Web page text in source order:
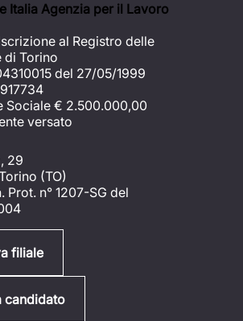
Italia Agenzia per il Lavoro
al Registro delle
di Torino
del 27/05/1999
Sociale € 2.500.000,00
versato
29
(TO)
Prot. n° 1207-SG del
filiale
candidato